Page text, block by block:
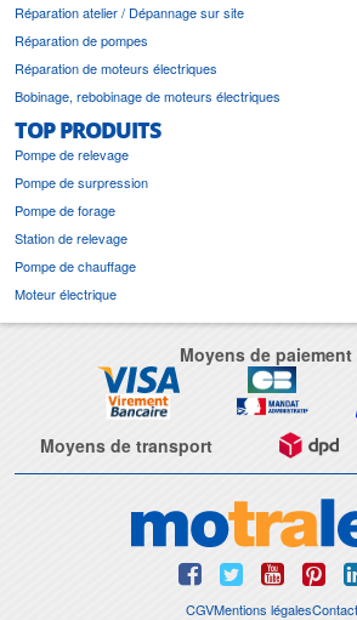
Réparation atelier / Dépannage sur site
Réparation de pompes
Réparation de moteurs électriques
Bobinage, rebobinage de moteurs électriques
TOP PRODUITS
Pompe de relevage
Pompe de surpression
Pompe de forage
Station de relevage
Pompe de chauffage
Moteur électrique
Moyens de paiement
Moyens de transport
CGVMentions légalesContact